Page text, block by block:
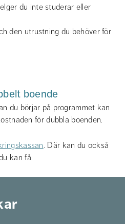
du inte studerar eller
den utrustning du behöver för
boende
du börjar på programmet kan
för dubbla boenden.
. Där kan du också
kan få.